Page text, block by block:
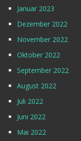
Januar 2023
Dezember 2022
November 2022
Oktober 2022
September 2022
August 2022
Juli 2022
Juni 2022
Mai 2022